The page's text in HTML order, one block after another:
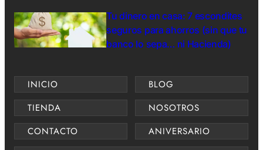
Tu dinero en casa: 7 escondites
seguros para ahorros (sin que tu
banco lo sepa… ni Hacienda)
INICIO
BLOG
TIENDA
NOSOTROS
CONTACTO
ANIVERSARIO